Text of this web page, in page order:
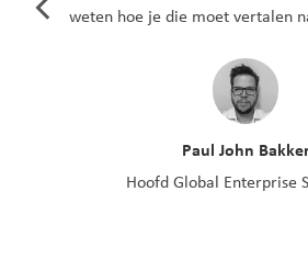
weten hoe je die moet vertalen
Paul John
Hoofd Global Enterprise